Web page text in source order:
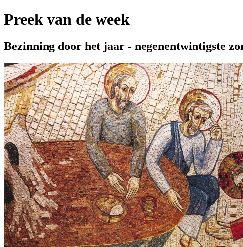
Preek van de week
Bezinning door het jaar - negenentwintigste